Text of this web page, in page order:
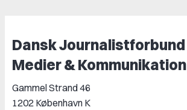
Dansk Journalistforbund
Medier & Kommunikation
Gammel Strand 46
1202 København K